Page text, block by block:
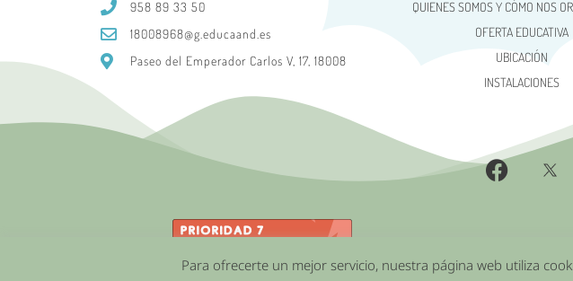
958 89 33 50
18008968@g.educaand.es
Paseo del Emperador Carlos V, 17, 18008
QUIENES SOMOS Y CÓMO NOS
OFERTA EDUCATIVA
UBICACIÓN
INSTALACIONES
Para ofrecerte un mejor servicio, nuestra página web utiliza